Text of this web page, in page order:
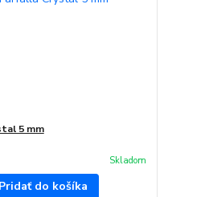
5 mm
Skladom
Pridať do košíka